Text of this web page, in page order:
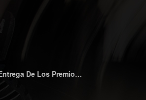
De Los Premio…